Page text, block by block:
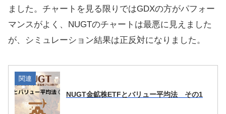
ました。チャートを見る限りではGDXの方がパフォー
マンスがよく、NUGTのチャートは最悪に見えました
が、シミュレーション結果は正反対になりました。
関連
NUGT金鉱株ETFとバリュー平均法 その1